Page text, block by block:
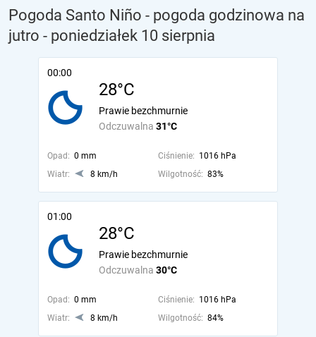
Pogoda Santo Niño - pogoda godzinowa na
jutro - poniedziałek 10 sierpnia
00:00
28°C
Odczuwalna 31°C
Prawie bezchmurnie
Opad: 0 mm Ciśnienie: 1016 hPa
Wiatr:
8 km/h Wilgotność: 83%
01:00
28°C
Odczuwalna 30°C
Prawie bezchmurnie
Opad: 0 mm Ciśnienie: 1016 hPa
Wiatr:
8 km/h Wilgotność: 84%